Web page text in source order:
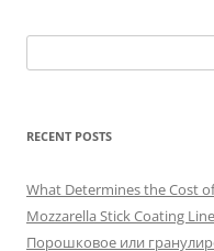
for:
RECENT POSTS
What Determines the Cost
Mozzarella Stick Coating
Порошковое или